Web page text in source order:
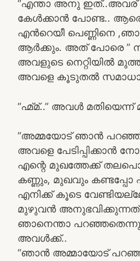
“എന്താ അനു ഇത്..അവര്
കേൾക്കാൻ പോണ്ട..
എന്‍റെയീ പെണ്ണിനെ
ആർക്കും. അത് പോരെ ”
അവളുടെ നെറ്റിയിൽ
അവളെ കൂടുതൽ
“ഹ്മ്മ്..” അവൾ മതിയെന്ന്
“അമ്മയോട് ഞാൻ
അവളെ പേടിപ്പിക്കാൻ
എന്റെ മുഖത്തേക്ക്
കണ്ണും, മുഖവും കണ്ടപ്പോ
എനിക്ക് കൂടെ
മുഴുവന്‍
ഞാനെന്താ
അവൾക്ക്..
“ഞാൻ അമ്മായോട്